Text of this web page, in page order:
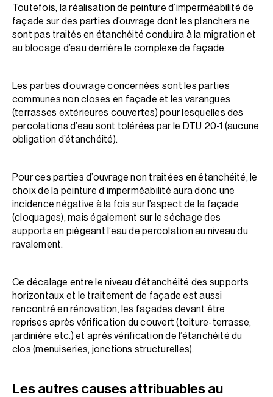
Toutefois, la réalisation de peinture d’imperméabilité de
façade sur des parties d’ouvrage dont les planchers ne
sont pas traités en étanchéité conduira à la migration et
au blocage d’eau derrière le complexe de façade.
Les parties d’ouvrage concernées sont les parties
communes non closes en façade et les varangues
(terrasses extérieures couvertes) pour lesquelles des
percolations d’eau sont tolérées par le DTU 20-1 (aucune
obligation d’étanchéité).
Pour ces parties d’ouvrage non traitées en étanchéité, le
choix de la peinture d’imperméabilité aura donc une
incidence négative à la fois sur l’aspect de la façade
(cloquages), mais également sur le séchage des
supports en piégeant l’eau de percolation au niveau du
ravalement.
Ce décalage entre le niveau d’étanchéité des supports
horizontaux et le traitement de façade est aussi
rencontré en rénovation, les façades devant être
reprises après vérification du couvert (toiture-terrasse,
jardinière etc.) et après vérification de l’étanchéité du
clos (menuiseries, jonctions structurelles).
Les autres causes attribuables au